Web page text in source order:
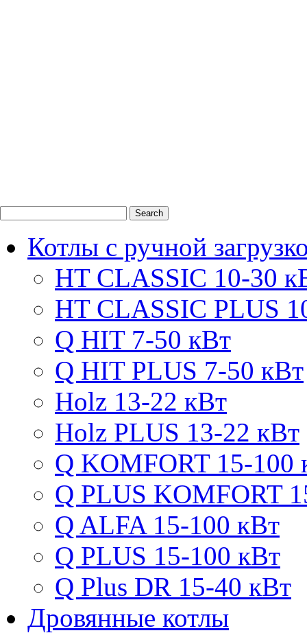
Котлы с ручной
HT CLASSIC 10-30
HT CLASSIC PLUS
Q HIT 7-50 кВт
Q HIT PLUS 7-50 кВт
Holz 13-22 кВт
Holz PLUS 13-22 кВт
Q KOMFORT 15-100
Q PLUS KOMFORT
Q ALFA 15-100 кВт
Q PLUS 15-100 кВт
Q Plus DR 15-40 кВт
Дровянные котлы